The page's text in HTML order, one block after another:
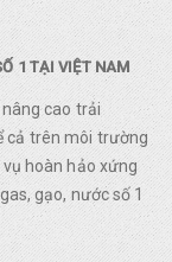
1 TẠI VIỆT NAM
cao trải
cả trên môi trường
hoàn hảo xứng
gạo, nước số 1